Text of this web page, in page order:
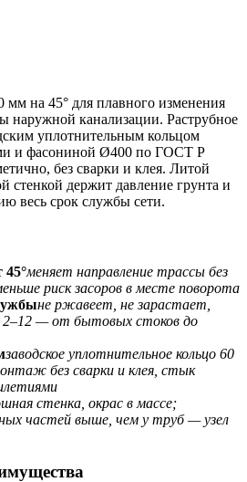
на 45° для плавного изменения
наружной канализации. Раструбное
уплотнительным кольцом
и фасониной Ø400 по ГОСТ Р
без сварки и клея. Литой
стенкой держит давление грунта и
весь срок службы сети.
меняет направление трассы без
риск засоров в месте поворота
не ржавеет, не зарастает,
2–12 — от бытовых стоков до
заводское уплотнительное кольцо 60
без сварки и клея, стык
стенка, окрас в массе;
частей выше, чем у труб — узел